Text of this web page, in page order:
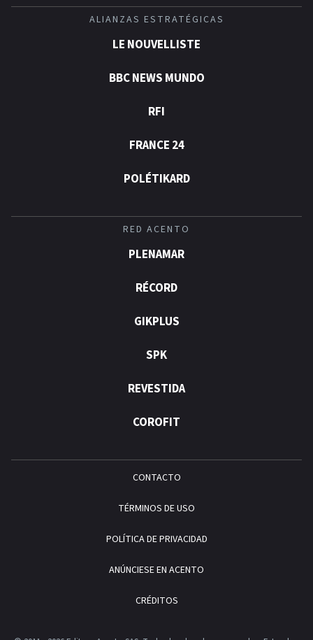
ALIANZAS ESTRATÉGICAS
LE NOUVELLISTE
BBC NEWS MUNDO
RFI
FRANCE 24
POLÉTIKARD
RED ACENTO
PLENAMAR
RÉCORD
GIKPLUS
SPK
REVESTIDA
COROFIT
CONTACTO
TÉRMINOS DE USO
POLÍTICA DE PRIVACIDAD
ANÚNCIESE EN ACENTO
CRÉDITOS